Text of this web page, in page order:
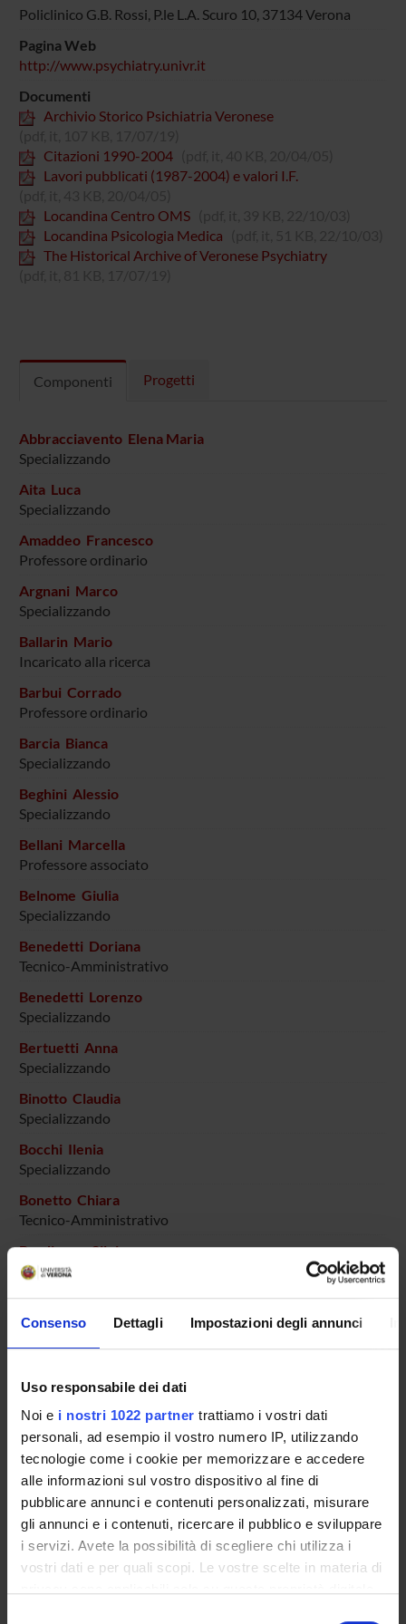
Consenso Dettagli Impostazioni degli annunci
Uso responsabile dei dati
Noi e i nostri 1022 partner trattiamo i vostri dati
personali, ad esempio il vostro numero IP, utilizzando
tecnologie come i cookie per memorizzare e accedere
alle informazioni sul vostro dispositivo al fine di
pubblicare annunci e contenuti personalizzati, misurare
gli annunci e i contenuti, ricercare il pubblico e sviluppare
i servizi. Avete la possibilità di scegliere chi utilizza i
vostri dati e per quali scopi. Le vostre scelte in materia di
Policlinico G.B. Rossi, P.le L.A. Scuro 10, 37134 Verona
Pagina Web
http://www.psychiatry.univr.it
Documenti
Archivio Storico Psichiatria Veronese
Citazioni 1990-2004
Lavori pubblicati (1987-2004) e valori I.F.
Locandina Centro OMS
Locandina Psicologia Medica
The Historical Archive of Veronese Psychiatry
Componenti Progetti
Abbracciavento Elena Maria
Specializzando
Aita Luca
Specializzando
Amaddeo Francesco
Professore ordinario
Argnani Marco
Specializzando
Ballarin Mario
Incaricato alla ricerca
Barbui Corrado
Professore ordinario
Barcia Bianca
Specializzando
Beghini Alessio
Specializzando
Bellani Marcella
Professore associato
Belnome Giulia
Specializzando
Benedetti Doriana
Tecnico-Amministrativo
Benedetti Lorenzo
Specializzando
Bertuetti Anna
Specializzando
Binotto Claudia
Specializzando
Bocchi Ilenia
Specializzando
Bonetto Chiara
Tecnico-Amministrativo
Bordignon Silvia
Specializzando
Borin Sebastiano
Specializzando
Borriero Nicola
Specializzando
Brogna Enrica Maria
Specializzando
Burti Lorenzo
Incaricato alla ricerca
Bussola Laura
Specializzando